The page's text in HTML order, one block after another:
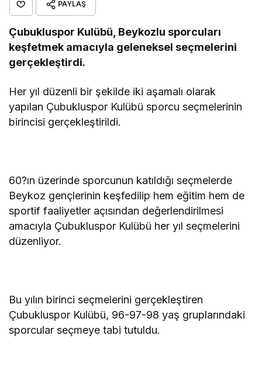
PAYLAŞ
Çubukluspor Kulübü, Beykozlu sporcuları
keşfetmek amacıyla geleneksel seçmelerini
gerçekleştirdi.
Her yıl düzenli bir şekilde iki aşamalı olarak
yapılan Çubukluspor Kulübü sporcu seçmelerinin
birincisi gerçekleştirildi.
60?ın üzerinde sporcunun katıldığı seçmelerde
Beykoz gençlerinin keşfedilip hem eğitim hem de
sportif faaliyetler açısından değerlendirilmesi
amacıyla Çubukluspor Kulübü her yıl seçmelerini
düzenliyor.
Bu yılın birinci seçmelerini gerçekleştiren
Çubukluspor Kulübü, 96-97-98 yaş gruplarındaki
sporcular seçmeye tabi tutuldu.